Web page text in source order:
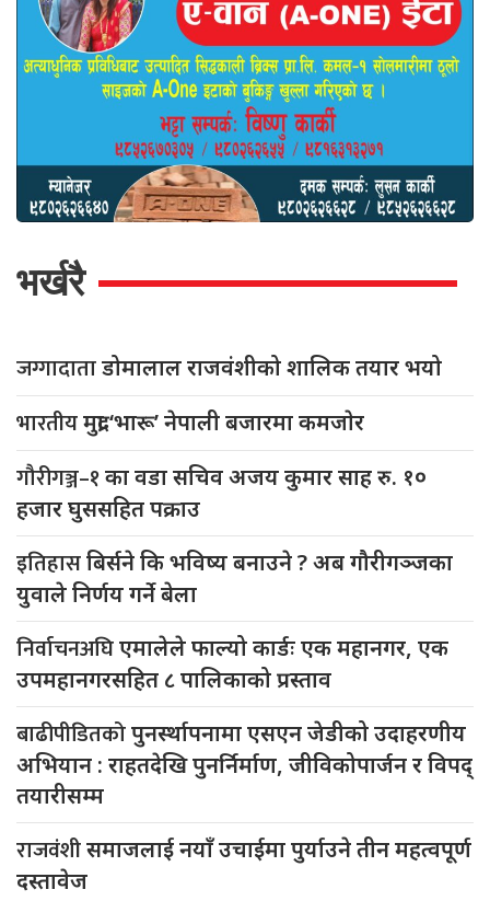
भर्खरै
जग्गादाताडोमालाल राजवंशीको शालिक तयार भयो
भारतीयमुद्रा ‘भारू’ नेपाली बजारमा कमजाेर
गौरीगञ्ज–१का वडा सचिव अजय कुमार साह रु. १०
हजार घुससहित पक्राउ
इतिहासबिर्सने कि भविष्य बनाउने ? अब गौरीगञ्जका
युवाले निर्णय गर्ने बेला
निर्वाचनअघिएमालेले फाल्यो कार्डः एक महानगर, एक
उपमहानगरसहित ८ पालिकाको प्रस्ताव
बाढीपीडितकोपुनर्स्थापनामा एसएन जेडीको उदाहरणीय
अभियान : राहतदेखि पुनर्निर्माण, जीविकोपार्जन र विपद्
तयारीसम्म
राजवंशीसमाजलाई नयाँ उचाईमा पुर्याउने तीन महत्वपूर्ण
दस्तावेज